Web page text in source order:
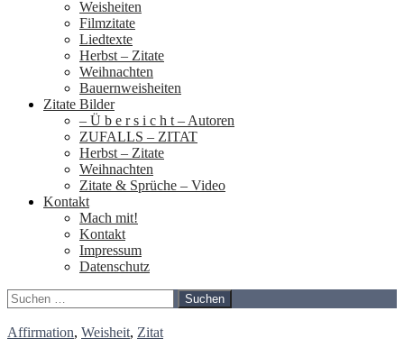
Weisheiten
Filmzitate
Liedtexte
Herbst – Zitate
Weihnachten
Bauernweisheiten
Zitate Bilder
– Ü b e r s i c h t – Autoren
ZUFALLS – ZITAT
Herbst – Zitate
Weihnachten
Zitate & Sprüche – Video
Kontakt
Mach mit!
Kontakt
Impressum
Datenschutz
Suchen
nach:
Affirmation, Weisheit, Zitat